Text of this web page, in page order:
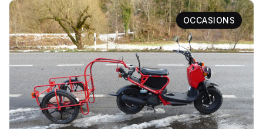
OCCASIONS